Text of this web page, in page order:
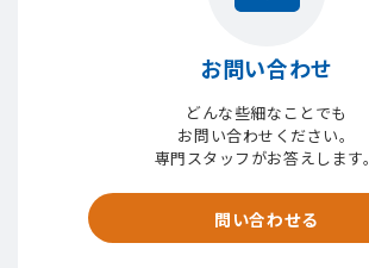
お問い合わせ
どんな些細なことでも
お問い合わせください。
専門スタッフがお答えします。
問い合わせる